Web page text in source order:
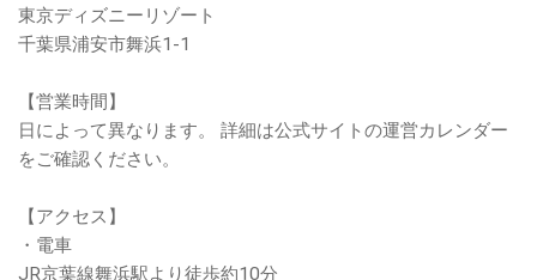
東京ディズニーリゾート
千葉県浦安市舞浜1-1
【営業時間】
日によって異なります。 詳細は公式サイトの運営カレンダー
をご確認ください。
【アクセス】
・電車
JR京葉線舞浜駅より徒歩約10分